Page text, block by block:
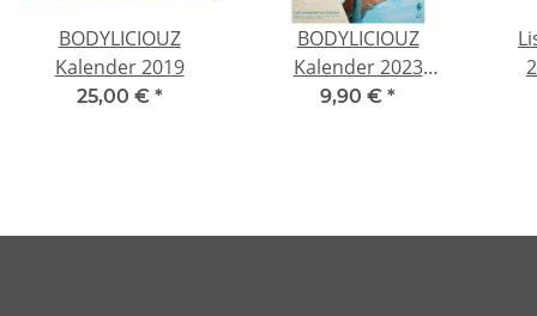
BODYLICIOUZ
Kalender 2019
25,00 € *
BODYLICIOUZ
Kalender 2023
Summerstyle Edition
9,90 € *